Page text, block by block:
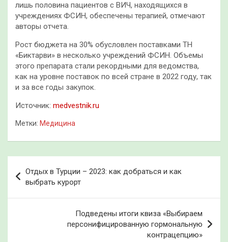
лишь половина пациентов с ВИЧ, находящихся в
учреждениях ФСИН, обеспечены терапией, отмечают
авторы отчета.
Рост бюджета на 30% обусловлен поставками ТН
«Биктарви» в несколько учреждений ФСИН. Объемы
этого препарата стали рекордными для ведомства,
как на уровне поставок по всей стране в 2022 году, так
и за все годы закупок.
Источник: medvestnik.ru
Метки: Медицина
по
записям
Отдых в Турции – 2023: как добраться и как
выбрать курорт
Подведены итоги квиза «Выбираем
персонифицированную гормональную
контрацепцию»